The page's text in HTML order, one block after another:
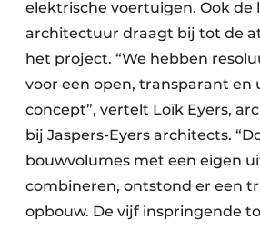
elektrische voertuigen. Ook de
architectuur draagt bij tot de
het project. “We hebben
voor een open, transparant en
concept”, vertelt Loïk Eyers,
bij Jaspers-Eyers architects.
bouwvolumes met een eigen
combineren, ontstond er een
opbouw. De vijf inspringende